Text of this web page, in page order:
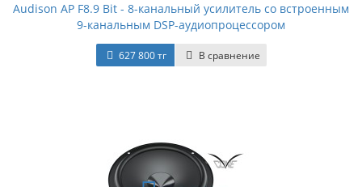
Audison AP F8.9 Bit - 8-канальный усилитель со встроенным
9-канальным DSP-аудиопроцессором
627 800 тг В сравнение